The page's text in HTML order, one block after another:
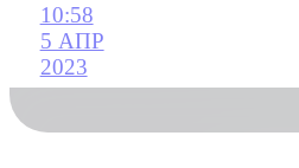
10:58
5 АПР
2023